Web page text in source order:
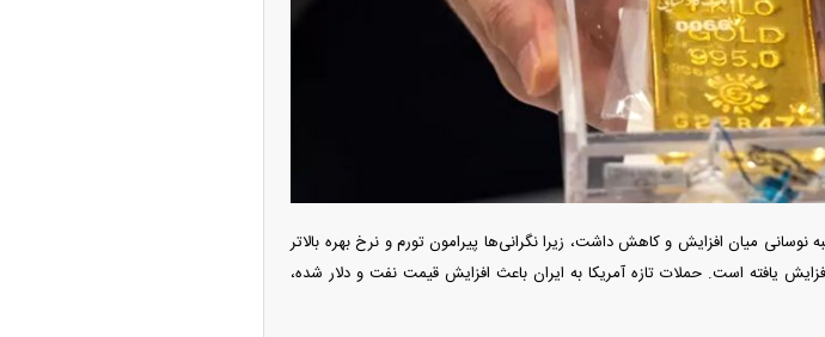
نوسانی میان افزایش و کاهش داشت، زیرا نگرانی‌ها پیرامون تورم و نرخ بهره بالاتر
یافته است. حملات تازه آمریکا به ایران باعث افزایش قیمت نفت و دلار شده،
پاک‌ نژاد؛ از افت شدید
با عزل و نصب‌ها